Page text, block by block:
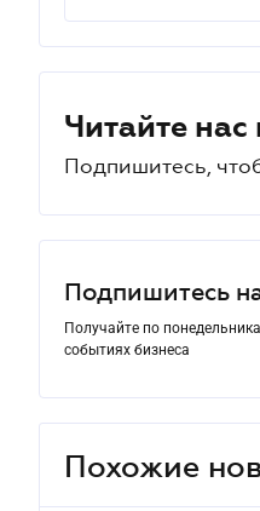
Читайте нас
Подпишитесь,
Подпишитесь
Получайте по
событиях бизнеса
Похожие